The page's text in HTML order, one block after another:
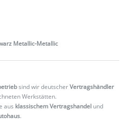
Metallic-Metallic
sind wir deutscherVertragshändler
Werkstätten.
aus klassischem Vertragshandel und
.